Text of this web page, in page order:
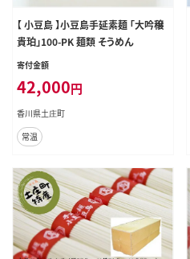
【 小豆島 】小豆島手延素麺 「大吟穣
貴珀」100-PK 麺類 そうめん
寄付金額
42,000円
香川県土庄町
常温